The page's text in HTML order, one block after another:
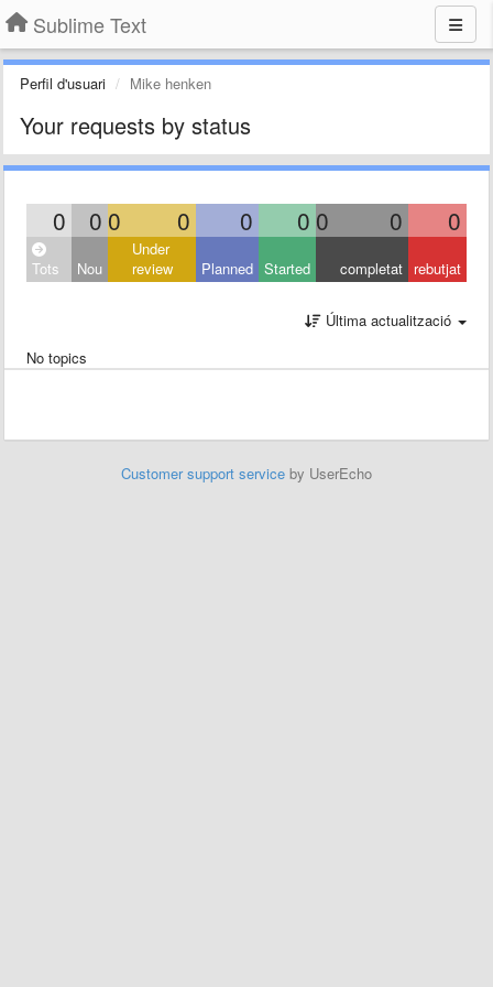
Sublime Text
Perfil d'usuari Mike henken
Your requests by status
0 0 0 0 0 0 0 0 0
Tots Nou
Under
review
Planned Started completat rebutjat
Última actualització
No topics
Customer support service by UserEcho